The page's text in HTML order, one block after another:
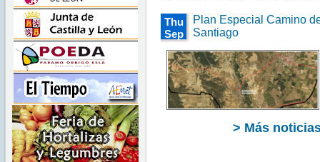
Fri
Mar
10
00:00:00
CET
2017
Thu
Sep
00:00:00
CEST
2016
Thu
Sep
22
Plan Especial Camino
Santiago
> Más